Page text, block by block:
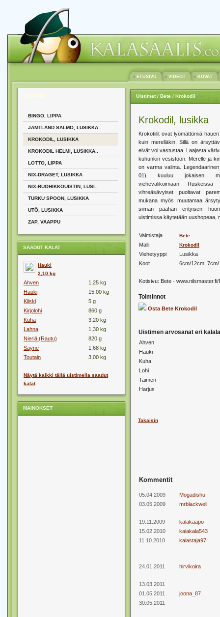
ETUSIVU VIDEOT KUVAT
BINGO, LIPPA
JÄMTLAND SALMO, LUSIKKA..
KROKODIL, LUSIKKA
KROKODIL HELMI, LUSIKKA..
LOTTO, LIPPA
NIX-DRAGET, LUSIKKA
NIX-RUOHIKKOUISTIN, LUSI..
TURKU SPOON, LUSIKKA
UTÖ, LUSIKKA
ZAP, VAAPPU
SAADUT KALAT
Hauki
2,10 kg
Ahven
1,25 kg
Hauki
15,00 kg
Kiiski
5 g
Kirjolohi
860 g
Kuha
3,20 kg
Lahna
1,30 kg
Nieriä (Rautu)
820 g
Säyne
1,68 kg
Toutain
3,00 kg
Näytä kaikki tällä uistimella saadut
kalat
MAINOKSET
Uistimet / Bete / Krokodil
Krokodil, lusikka
Krokotiilit ovat lyömättömiä
kuin merelläkin. Sillä on
eivät voi vastustaa. Laajasta
kuhunkin vesistöön. Merelle ja
on varma valinta.
01) kuuluu jokaisen
viehevalikoimaan.
vihreäsävyiset puoltavat
mukana myös muutamaa
siiman päähän erityisen
uistimissa käytetään uushopeaa,
Valmistaja Bete
Malli Krokodil
Viehetyyppi
Lusikka
Koot
6cm/12cm,
Kotisivu: Bete - www.nilsmaster.fi/
Toiminnot
Osta Bete Krokodil
Uistimen arvosanat eri
Ahven
Hauki
Kuha
Lohi
Taimen
Harjus
Takaisin
Kommentit
05.04.2009
Mogadishu
03.05.2009
mrblackwell
19.11.2009
kalakaapo
15.02.2010
kalakala543
11.10.2010
kalastaja97
24.01.2011 hirvikoira
13.03.2011
01.05.2011
joona_87
30.05.2011